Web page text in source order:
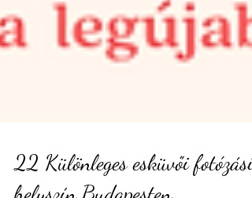
22 Különleges esküvői fotózási